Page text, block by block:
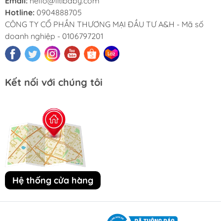
Hotline: 0904888705
CÔNG TY CỔ PHẦN THƯƠNG MẠI ĐẦU TƯ A&H - Mã số
doanh nghiệp - 0106797201
Kết nối với chúng tôi
Hệ thống cửa hàng